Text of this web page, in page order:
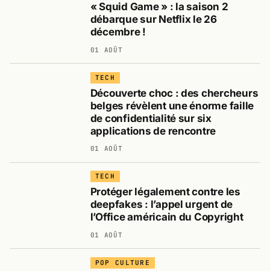
« Squid Game » : la saison 2
débarque sur Netflix le 26
décembre !
01 AOÛT
TECH
Découverte choc : des chercheurs
belges révèlent une énorme faille
de confidentialité sur six
applications de rencontre
01 AOÛT
TECH
Protéger légalement contre les
deepfakes : l’appel urgent de
l’Office américain du Copyright
01 AOÛT
POP CULTURE